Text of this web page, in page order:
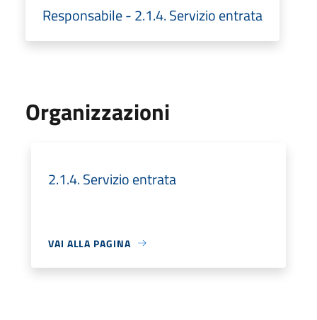
Responsabile - 2.1.4. Servizio entrata
Organizzazioni
2.1.4. Servizio entrata
VAI ALLA PAGINA